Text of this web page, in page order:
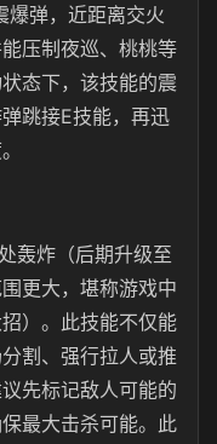
爆弹，近距离交火
压制夜巡、桃桃等
态下，该技能的震
跳接E技能，再迅
轰炸（后期升级至
更大，堪称游戏中
）。此技能不仅能
割、强行拉人或推
先标记敌人可能的
最大击杀可能。此